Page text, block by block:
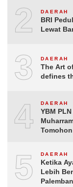
2 DAERAH
BRI
Lewat
3 DAERAH
The Art
defines
4 DAERAH
YBM
Tomohon
5 DAERAH
Ketika
Lebih